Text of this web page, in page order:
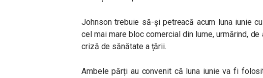
Johnson trebuie să-și petreacă acum luna iunie
cel mai mare bloc comercial din lume, urmărind,
criză de sănătate a țării.
Ambele părți au convenit că luna iunie va fi